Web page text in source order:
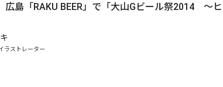
広島「RAKU BEER」で「大山Gビール祭2014 ～
ラストレーター